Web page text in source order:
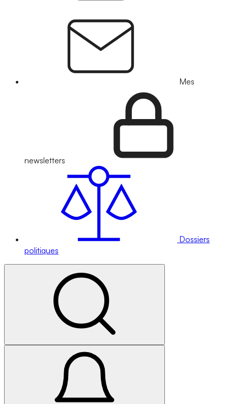
Mes
newsletters
Dossiers
politiques